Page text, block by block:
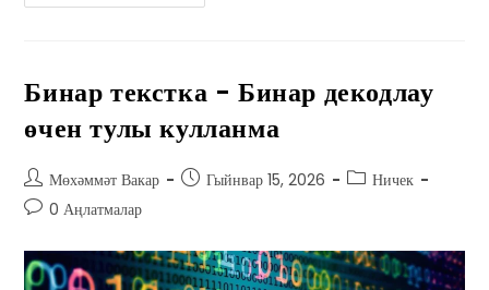
Бинар текстка - Бинар декодлау
өчен тулы кулланма
Мөхәммәт Вакар Гыйнвар 15, 2026
Ничек
0 Аңлатмалар